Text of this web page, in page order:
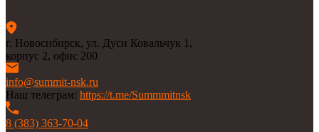
г. Новосибирск, ул. Дуси Ковальчук 1,
корпус 2, офис 200
info@summit-nsk.ru
Наш телеграм: https://t.me/Summmitnsk
8 (383) 363-70-04